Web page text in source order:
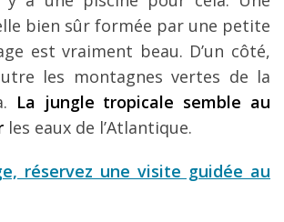
bien sûr formée par une petite
est vraiment beau. D’un côté,
les montagnes vertes de la
La jungle tropicale semble au
les eaux de l’Atlantique.
réservez une visite guidée au